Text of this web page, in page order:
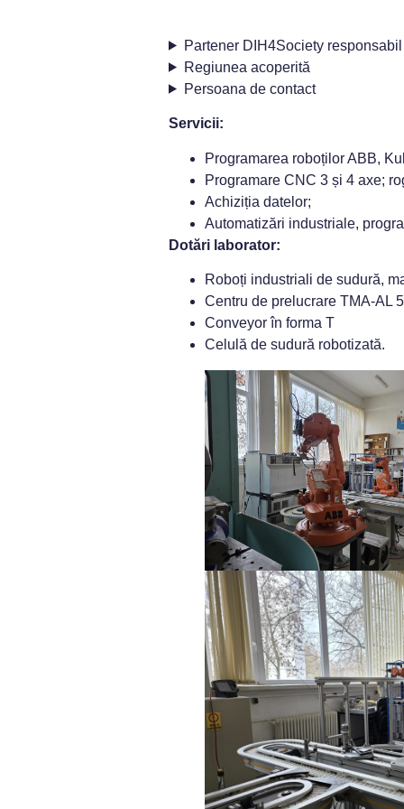
Partener DIH4Society responsabil
Regiunea acoperită
Persoana de contact
Servicii:
Programarea roboților ABB,
Programare CNC 3 și 4 axe;
Achiziția datelor;
Automatizări industriale,
Dotări laborator:
Roboți industriali de sudură,
Centru de prelucrare TMA-AL
Conveyor în forma T
Celulă de sudură robotizată.